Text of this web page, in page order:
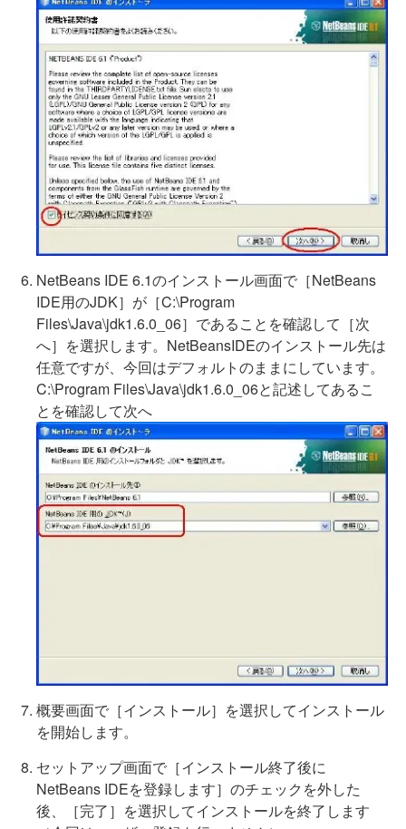
NetBeans IDE 6.1のインストール画面で［NetBeans
IDE用のJDK］が［C:\Program
Files\Java\jdk1.6.0_06］であることを確認して［次
へ］を選択します。NetBeansIDEのインストール先は
任意ですが、今回はデフォルトのままにしています。
C:\Program Files\Java\jdk1.6.0_06と記述してあるこ
とを確認して次へ
概要画面で［インストール］を選択してインストール
を開始します。
セットアップ画面で［インストール終了後に
NetBeans IDEを登録します］のチェックを外した
後、［完了］を選択してインストールを終了します